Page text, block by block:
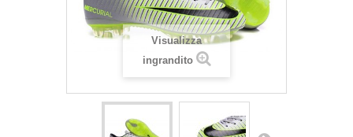
Visualizza
ingrandito